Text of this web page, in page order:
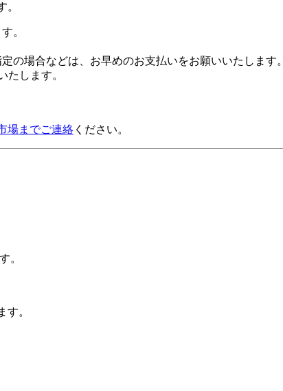
。
の場合などは、お早めのお支払いをお願いいたします。
たします。
場までご連絡 ください。
。
。